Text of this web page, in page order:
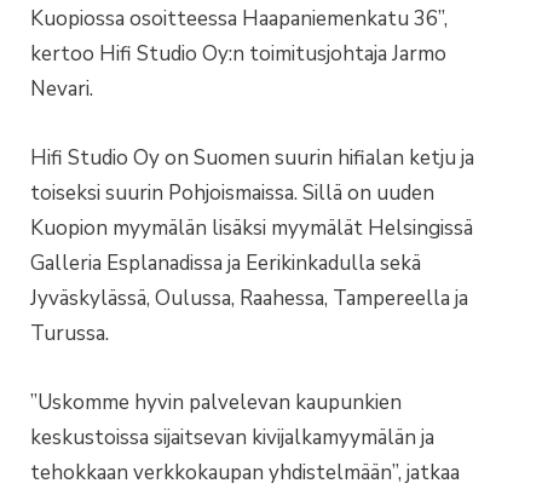
Kuopiossa osoitteessa Haapaniemenkatu 36”,
kertoo Hifi Studio Oy:n toimitusjohtaja Jarmo
Nevari.
Hifi Studio Oy on Suomen suurin hifialan ketju ja
toiseksi suurin Pohjoismaissa. Sillä on uuden
Kuopion myymälän lisäksi myymälät Helsingissä
Galleria Esplanadissa ja Eerikinkadulla sekä
Jyväskylässä, Oulussa, Raahessa, Tampereella ja
Turussa.
”Uskomme hyvin palvelevan kaupunkien
keskustoissa sijaitsevan kivijalkamyymälän ja
tehokkaan verkkokaupan yhdistelmään”, jatkaa